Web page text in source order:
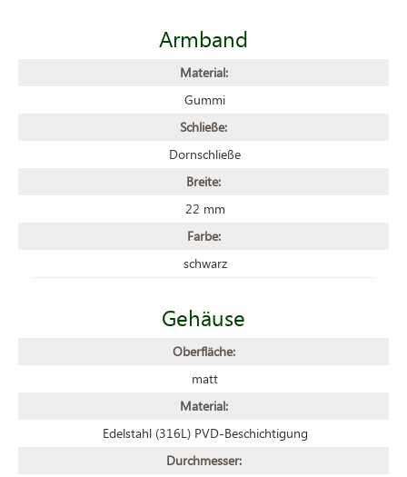
Armband
Material:
Gummi
Schließe:
Dornschließe
Breite:
22 mm
Farbe:
schwarz
Gehäuse
Oberfläche:
matt
Material:
Edelstahl (316L) PVD-Beschichtigung
Durchmesser: